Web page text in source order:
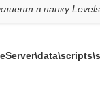
в папку Levels